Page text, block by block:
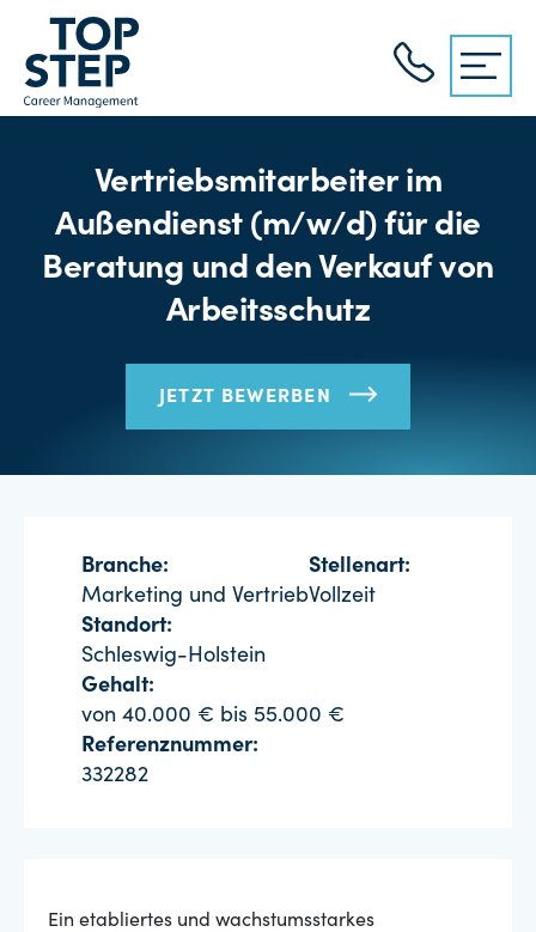
Vertriebsmitarbeiter im
Außendienst (m/w/d) für die
Beratung und den Verkauf von
Arbeitsschutz
JETZT BEWERBEN
Branche:
Marketing und Vertrieb
Stellenart:
Vollzeit
Standort:
Schleswig-Holstein
Gehalt:
von 40.000 € bis 55.000 €
Referenznummer:
332282
Ein etabliertes und wachstumsstarkes